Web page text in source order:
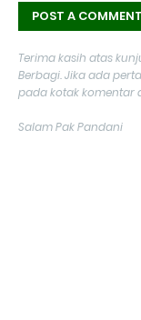
POST A COMMENT
Terima kasih atas
Berbagi. Jika ada
pada kotak komentar
Salam Pak Pandani